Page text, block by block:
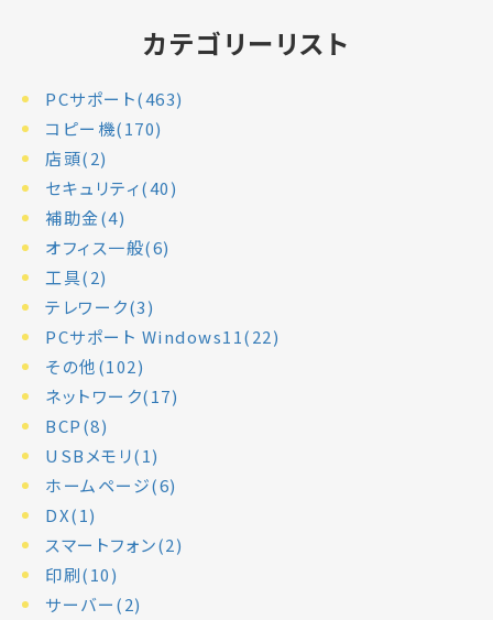
カテゴリーリスト
PCサポート(463)
コピー機(170)
店頭(2)
セキュリティ(40)
補助金(4)
オフィス一般(6)
工具(2)
テレワーク(3)
PCサポート Windows11(22)
その他(102)
ネットワーク(17)
BCP(8)
USBメモリ(1)
ホームページ(6)
DX(1)
スマートフォン(2)
印刷(10)
サーバー(2)